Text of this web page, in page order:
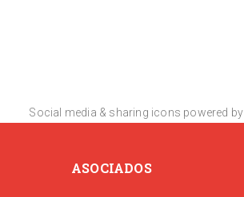
Social media & sharing icons powered by
ASOCIADOS